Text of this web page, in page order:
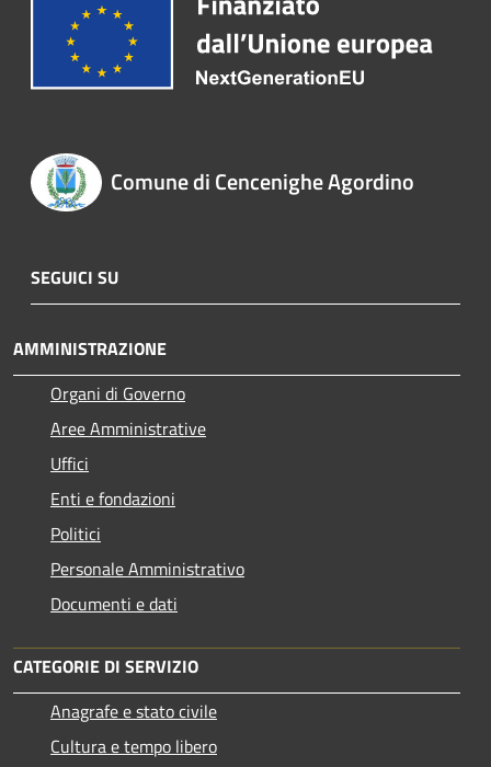
Comune di Cencenighe Agordino
SEGUICI SU
AMMINISTRAZIONE
Organi di Governo
Aree Amministrative
Uffici
Enti e fondazioni
Politici
Personale Amministrativo
Documenti e dati
CATEGORIE DI SERVIZIO
Anagrafe e stato civile
Cultura e tempo libero